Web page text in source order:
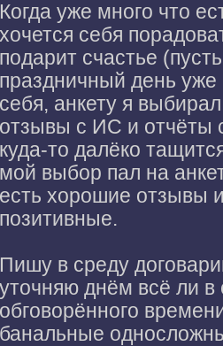
Когда уже много что
хочется себя
подарит счастье
праздничный день
себя, анкету я
отзывы с ИС и отчёты
куда-то далёко
мой выбор пал на
есть хорошие отзывы
позитивные.
Пишу в среду
уточняю днём всё ли
обговорённого
банальные